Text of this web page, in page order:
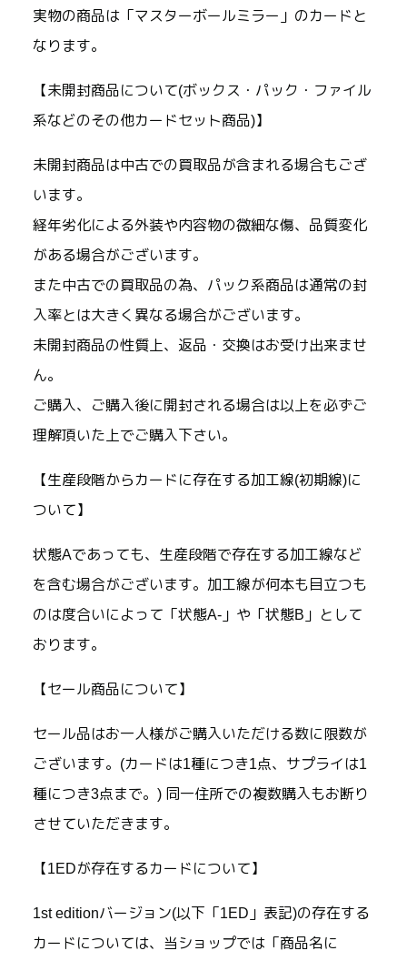
実物の商品は「マスターボールミラー」のカードと
なります。
【未開封商品について(ボックス・パック・ファイル
系などのその他カードセット商品)】
未開封商品は中古での買取品が含まれる場合もござ
います。
経年劣化による外装や内容物の微細な傷、品質変化
がある場合がございます。
また中古での買取品の為、パック系商品は通常の封
入率とは大きく異なる場合がございます。
未開封商品の性質上、返品・交換はお受け出来ませ
ん。
ご購入、ご購入後に開封される場合は以上を必ずご
理解頂いた上でご購入下さい。
【生産段階からカードに存在する加工線(初期線)に
ついて】
状態Aであっても、生産段階で存在する加工線など
を含む場合がございます。加工線が何本も目立つも
のは度合いによって「状態A-」や「状態B」として
おります。
【セール商品について】
セール品はお一人様がご購入いただける数に限数が
ございます。(カードは1種につき1点、サプライは1
種につき3点まで。) 同一住所での複数購入もお断り
させていただきます。
【1EDが存在するカードについて】
1st editionバージョン(以下「1ED」表記)の存在する
カードについては、当ショップでは「商品名に